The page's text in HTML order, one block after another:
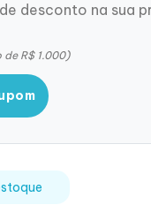
desconto na sua
R$ 1.000)